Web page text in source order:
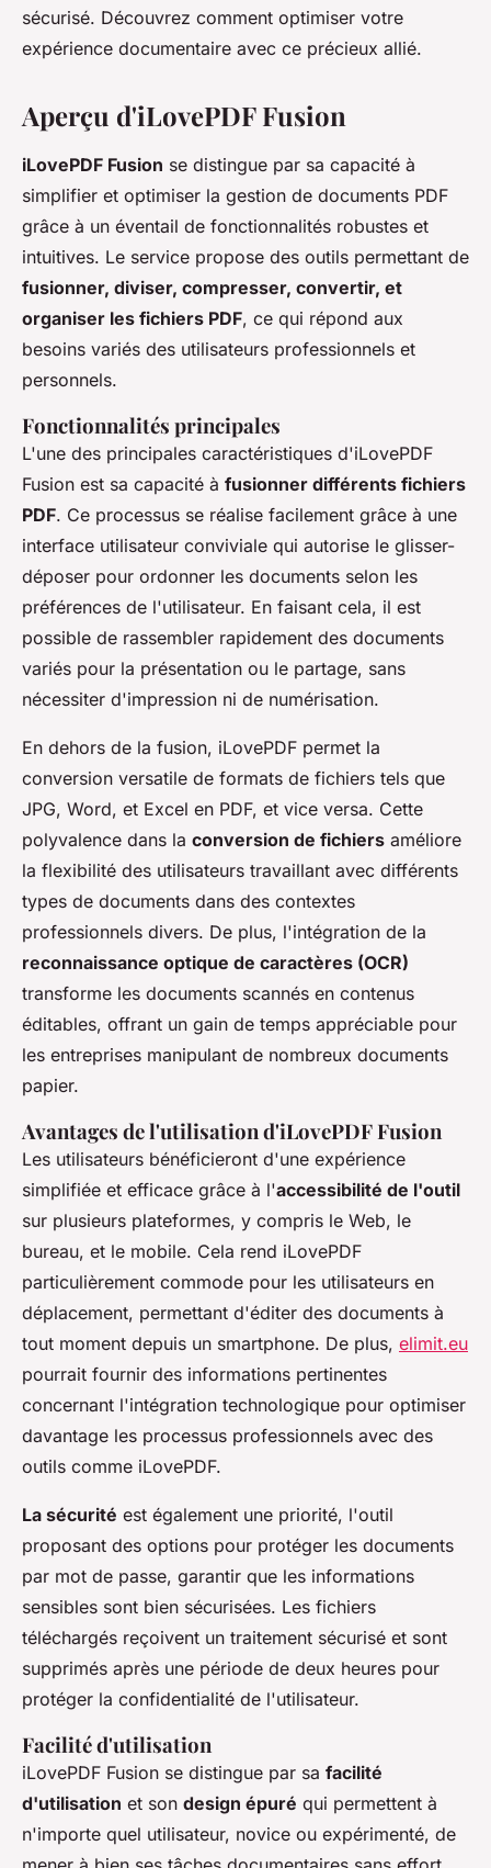
sécurisé. Découvrez comment optimiser votre
expérience documentaire avec ce précieux allié.
Aperçu d'iLovePDF Fusion
iLovePDF Fusion se distingue par sa capacité à
simplifier et optimiser la gestion de documents PDF
grâce à un éventail de fonctionnalités robustes et
intuitives. Le service propose des outils permettant de
fusionner, diviser, compresser, convertir, et
organiser les fichiers PDF, ce qui répond aux
besoins variés des utilisateurs professionnels et
personnels.
Fonctionnalités principales
L'une des principales caractéristiques d'iLovePDF
Fusion est sa capacité à fusionner différents fichiers
PDF. Ce processus se réalise facilement grâce à une
interface utilisateur conviviale qui autorise le glisser-
déposer pour ordonner les documents selon les
préférences de l'utilisateur. En faisant cela, il est
possible de rassembler rapidement des documents
variés pour la présentation ou le partage, sans
nécessiter d'impression ni de numérisation.
En dehors de la fusion, iLovePDF permet la
conversion versatile de formats de fichiers tels que
JPG, Word, et Excel en PDF, et vice versa. Cette
polyvalence dans la conversion de fichiers améliore
la flexibilité des utilisateurs travaillant avec différents
types de documents dans des contextes
professionnels divers. De plus, l'intégration de la
reconnaissance optique de caractères (OCR)
transforme les documents scannés en contenus
éditables, offrant un gain de temps appréciable pour
les entreprises manipulant de nombreux documents
papier.
Avantages de l'utilisation d'iLovePDF Fusion
Les utilisateurs bénéficieront d'une expérience
simplifiée et efficace grâce à l'accessibilité de l'outil
sur plusieurs plateformes, y compris le Web, le
bureau, et le mobile. Cela rend iLovePDF
particulièrement commode pour les utilisateurs en
déplacement, permettant d'éditer des documents à
tout moment depuis un smartphone. De plus, elimit.eu
pourrait fournir des informations pertinentes
concernant l'intégration technologique pour optimiser
davantage les processus professionnels avec des
outils comme iLovePDF.
La sécurité est également une priorité, l'outil
proposant des options pour protéger les documents
par mot de passe, garantir que les informations
sensibles sont bien sécurisées. Les fichiers
téléchargés reçoivent un traitement sécurisé et sont
supprimés après une période de deux heures pour
protéger la confidentialité de l'utilisateur.
Facilité d'utilisation
iLovePDF Fusion se distingue par sa facilité
d'utilisation et son design épuré qui permettent à
n'importe quel utilisateur, novice ou expérimenté, de